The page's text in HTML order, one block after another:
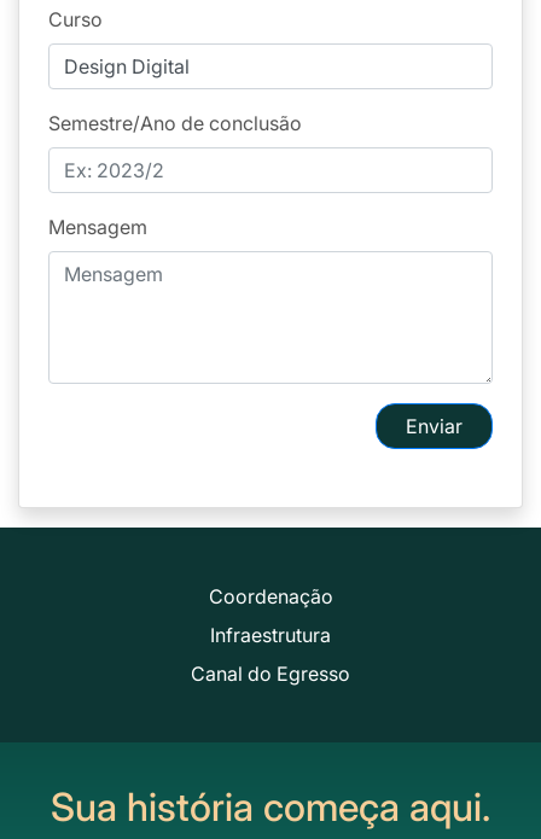
Curso
Semestre/Ano de conclusão
Mensagem
Enviar
Coordenação
Infraestrutura
Canal do Egresso
Sua história começa aqui.